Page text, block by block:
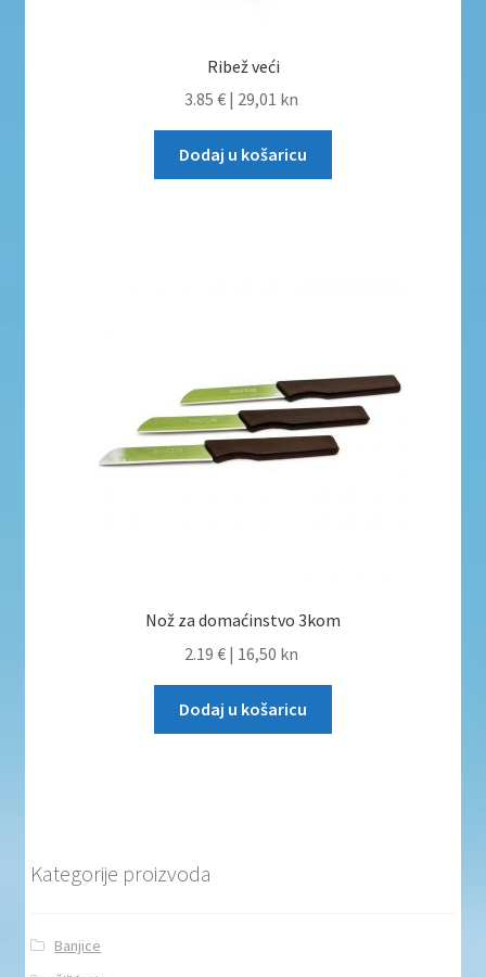
Ribež veći
3.85 € | 29,01 kn
Dodaj u košaricu
Nož za domaćinstvo 3kom
2.19 € | 16,50 kn
Dodaj u košaricu
Kategorije proizvoda
Banjice